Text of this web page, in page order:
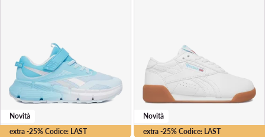
extra -25% Codice: LAST
Novità
extra -25% Codice: LAST
Novità